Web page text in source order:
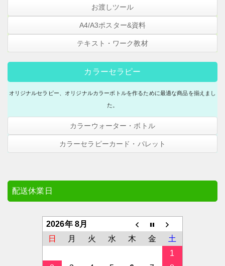
ショールームご案内
プライバシーポリシー
布製色名シール120色用
スウォッチＣ７２・色見本帳
120色ドレーピングチェックシート
(10枚入)
アドバイスシート・メンズ
アドバイスシート・スタンダード
(B4サイズ版・A4サイズ版)
ン(B4サイズ版・A4サイズ版)
(B4サイズ版)
お渡しツール
２つ折り３２色ドレーピングチェ
120色ドレーピングチェックシート
はがき版ヘアメイクカラー
アドバイスシート・スタンダード
(B4サイズ版・A4サイズ版)
ン(B4サイズ版・A4サイズ版)
２つ折りカラーパレットＡ
A4/A3ポスター&資料
A4／A3パネルポスター・全31種
テキスト・ワーク教材
(10枚入)
A4カラーボード・キット / 完成品
カラーセラピー
オリジナルセラピー、オリジナルカラーボトルを作るために最適な商品を揃えまし
た。
カラーウォーター・ボトル
３原色キット
カラーセラピーカード・パレット
配送休業日
2026年 8月
日
月 火 水 木 金
土
1